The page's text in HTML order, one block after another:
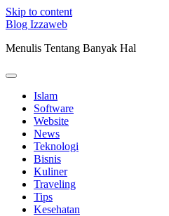
Skip to content
Blog Izzaweb
Menulis Tentang Banyak Hal
Islam
Software
Website
News
Teknologi
Bisnis
Kuliner
Traveling
Tips
Kesehatan